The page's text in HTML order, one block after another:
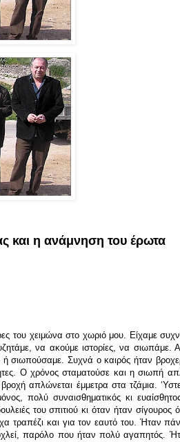
και η ανάμνηση του έρωτα
του χειμώνα στο χωριό μου. Είχαμε
να ακούμε ιστορίες, να σιωπάμε.
σιωπούσαμε. Συχνά ο καιρός ήταν
Ο χρόνος σταματούσε και η σιωπή
απλώνεται έμμετρα στα τζάμια.
πολύ συναισθηματικός κι
του σπιτιού κι όταν ήταν σίγουρος
τραπέζι και για τον εαυτό του. Ήταν
παρόλο που ήταν πολύ αγαπητός.